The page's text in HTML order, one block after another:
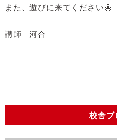
また、遊びに来てください🌼
講師 河合
校舎ブ